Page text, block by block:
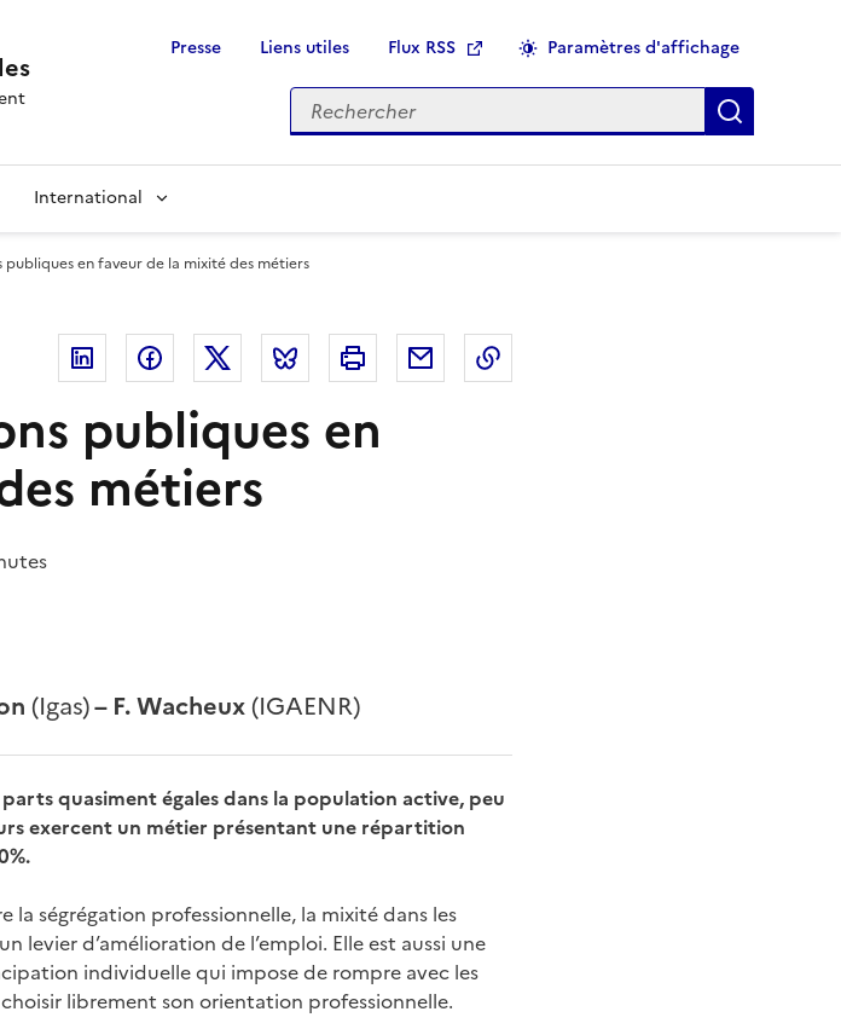
Presse Liens utiles Flux RSS Paramètres d'affichage
Rechercher
International
publiques en faveur de la mixité des métiers
Linkedin FacebookTwitter Bluesky Imprimer Courriel
publiques en
métiers
(Igas)– F. Wacheux(IGAENR)
quasiment égales dans la population active, peu
exercent un métier présentant une répartition
ségrégation professionnelle, la mixité dans les
levier d’amélioration de l’emploi. Elle est aussi une
individuelle qui impose de rompre avec les
librement son orientation professionnelle.